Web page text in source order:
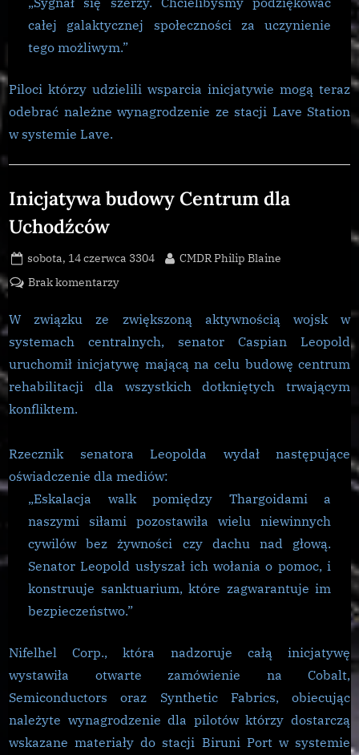
całej galaktycznej społeczności za uczynienie
tego możliwym.”
Piloci którzy udzielili wsparcia inicjatywie mogą teraz
odebrać należne wynagrodzenie ze stacji Lave Station
w systemie Lave.
Inicjatywa budowy Centrum dla
Uchodźców
Posted
on
sobota, 14 czerwca 3304 By
CMDR Philip Blaine
Brak komentarzydo
budowy
Centrum
Uchodźców
W związku ze zwiększoną aktywnością wojsk w
systemach centralnych, senator Caspian Leopold
uruchomił inicjatywę mającą na celu budowę centrum
rehabilitacji dla wszystkich dotkniętych trwającym
konfliktem.
Rzecznik senatora Leopolda wydał następujące
oświadczenie dla mediów:
„Eskalacja walk pomiędzy Thargoidami a
naszymi siłami pozostawiła wielu niewinnych
cywilów bez żywności czy dachu nad głową.
Senator Leopold usłyszał ich wołania o pomoc, i
konstruuje sanktuarium, które zagwarantuje im
bezpieczeństwo.”
Nifelhel Corp., która nadzoruje całą inicjatywę
wystawiła otwarte zamówienie na Cobalt,
Semiconductors oraz Synthetic Fabrics, obiecując
należyte wynagrodzenie dla pilotów którzy dostarczą
wskazane materiały do stacji Biruni Port w systemie